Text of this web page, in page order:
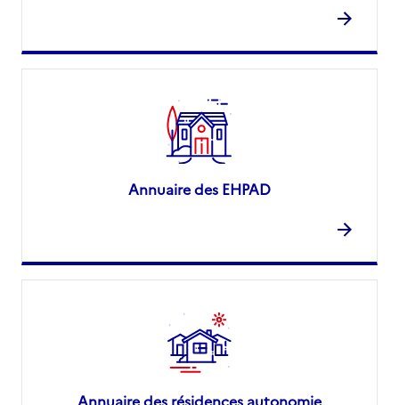
Annuaire des EHPAD
Annuaire des résidences autonomie